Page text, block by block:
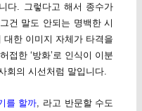
다. 그렇다고 해서 종수가
건 말도 안되는 명백한 시
한 이미지 자체가 타격을
한 ‘방화’로 인식이 이분
회의 시선처럼 말입니다.
를 할까 , 라고 반문할 수도